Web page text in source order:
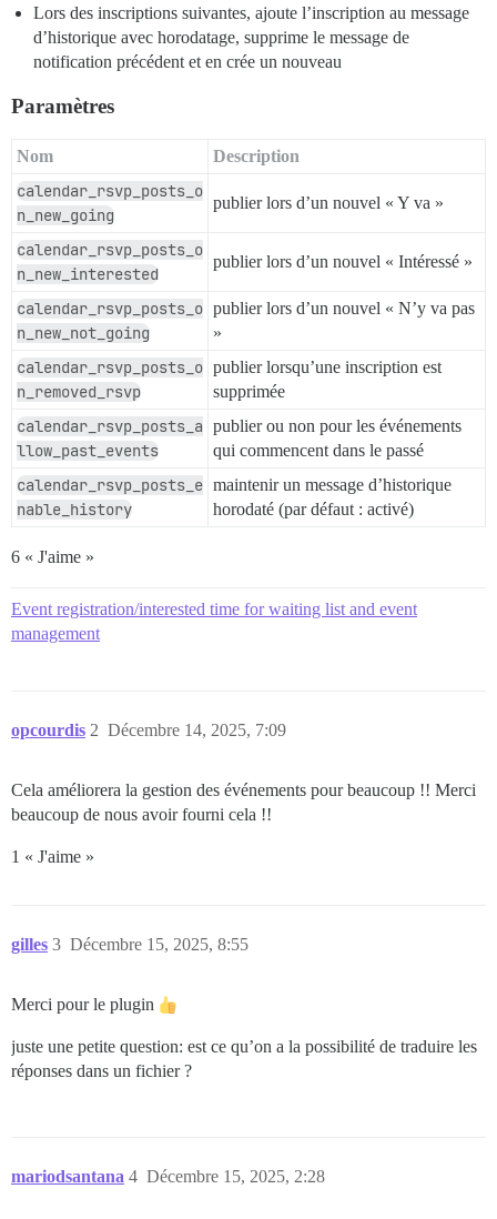
Lors des inscriptions suivantes, ajoute l’inscription au message
d’historique avec horodatage, supprime le message de
notification précédent et en crée un nouveau
Paramètres
Nom Description
calendar_rsvp_posts_o
n_new_going
publier lors d’un nouvel « Y va »
calendar_rsvp_posts_o
n_new_interested
publier lors d’un nouvel « Intéressé »
calendar_rsvp_posts_o
n_new_not_going
publier lors d’un nouvel « N’y va pas
»
calendar_rsvp_posts_o
n_removed_rsvp
publier lorsqu’une inscription est
supprimée
calendar_rsvp_posts_a
llow_past_events
publier ou non pour les événements
qui commencent dans le passé
calendar_rsvp_posts_e
nable_history
maintenir un message d’historique
horodaté (par défaut : activé)
6 « J'aime »
Event registration/interested time for waiting list and event
management
opcourdis Décembre 14, 2025, 7:09
2
Cela améliorera la gestion des événements pour beaucoup !! Merci
beaucoup de nous avoir fourni cela !!
1 « J'aime »
gilles Décembre 15, 2025, 8:55
3
Merci pour le plugin
juste une petite question: est ce qu’on a la possibilité de traduire les
réponses dans un fichier ?
mariodsantana Décembre 15, 2025, 2:28
4